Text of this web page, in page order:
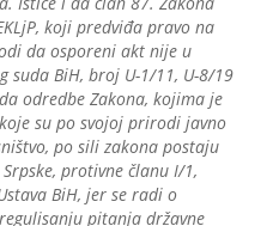
koji predviđa pravo na
da osporeni akt nije u
suda BiH, broj U-1/11, U-8/19
odredbe Zakona, kojima je
su po svojoj prirodi javno
po sili zakona postaju
protivne članu I/1,
BiH, jer se radi o
pitanja državne